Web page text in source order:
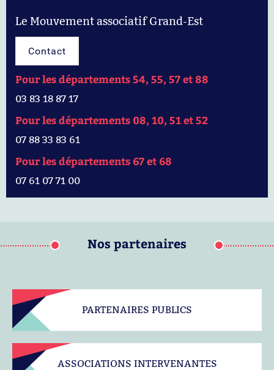
Le Mouvement associatif Grand-Est
Contact
Pour les départements 54, 55, 57 et 88
03 83 18 87 17
Pour les départements 08, 10, 51 et 52
07 88 33 83 61
Pour les départements 67 et 68
07 61 07 71 00
Nos partenaires
PARTENAIRES PUBLICS
ASSOCIATIONS INTERVENANTES